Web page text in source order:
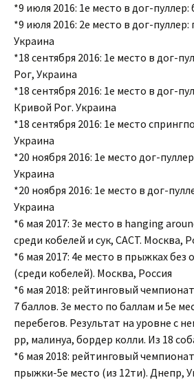
*9 июля 2016: 1е место в дог-пуллер:
*9 июля 2016: 2е место в дог-
Украина
*18 сентября 2016: 1е место в дог-
Рог, Украина
*18 сентября 2016: 1е место в дог-
Кривой Рог. Украина
*18 сентября 2016: 1е место
Украина
*20 ноября 2016: 1е место дог-
Украина
*20 ноября 2016: 1е место в дог-
Украина
*6 мая 2017: 3е место в hanging
среди кобелей и сук, CACT. Москва,
*6 мая 2017: 4е место в прыжках без
(среди кобелей). Москва, Россия
*6 мая 2018: рейтинговый
7 баллов. 3е место по баллам и 5е
перебегов. Результат на уровне с
рр, малинуа, бордер колли. Из 18
*6 мая 2018: рейтинговый
прыжки-5е место (из 12ти). Днепр,